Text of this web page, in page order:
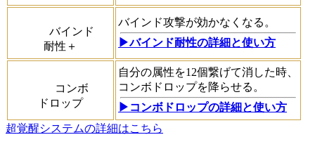
バインド
耐性＋
バインド攻撃が効かなくなる。
▶︎バインド耐性の詳細と使い方
コンボ
ドロップ
自分の属性を12個繋げて消した時、
コンボドロップを降らせる。
▶︎コンボドロップの詳細と使い方
超覚醒システムの詳細はこちら